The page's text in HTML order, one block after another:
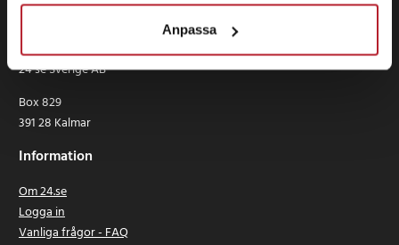
Anpassa
24 se Sverige AB
Box 829
391 28 Kalmar
Information
Om 24.se
Logga in
Vanliga frågor - FAQ